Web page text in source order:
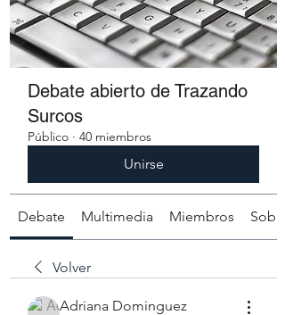
Debate abierto de Trazando
Surcos
Público · 40 miembros
Unirse
Debate Multimedia Miembros
Volver
Adriana Dominguez